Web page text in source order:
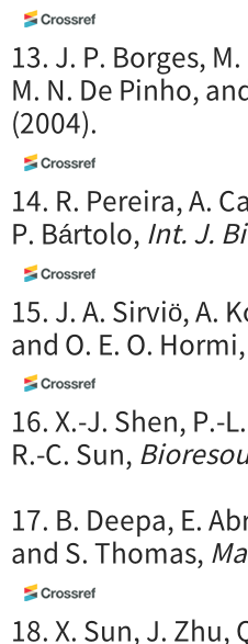
13. J. P. Borges,
M. N. De Pinho,
(2004).
14. R. Pereira, A.
P. Bártolo, Int. J.
15. J. A. Sirviö, A.
and O. E. O. Hormi,
16. X.-J. Shen, P.-
R.-C. Sun,
17. B. Deepa, E.
and S. Thomas,
18. X. Sun, J. Zhu,